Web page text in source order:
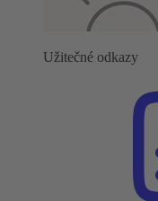
Užitečné odkazy